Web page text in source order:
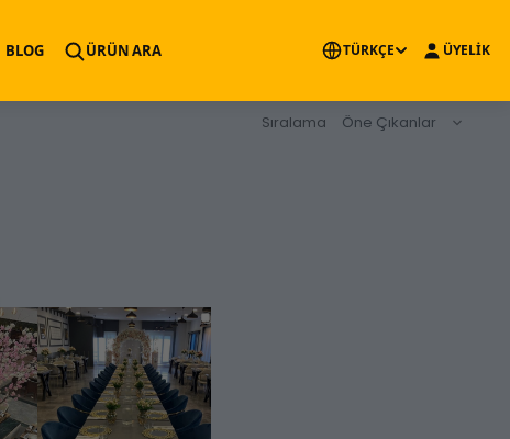
BLOG ÜRÜN ARA TÜRKÇE ÜYELİK
Sıralama
×